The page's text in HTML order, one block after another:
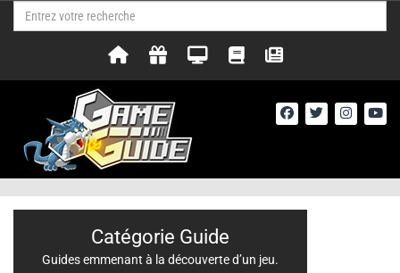
Catégorie Guide
Guides emmenant à la découverte d’un jeu.